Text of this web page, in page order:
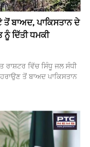
ਤੋਂ ਬਾਅਦ, ਪਾਕਿਸਤਾਨ ਦੇ
ਦਿੱਤੀ ਧਮਕੀ
ਵਿੱਚ ਸਿੰਧੂ ਜਲ ਸੰਧੀ
ਤੋਂ ਬਾਅਦ ਪਾਕਿਸਤਾਨ